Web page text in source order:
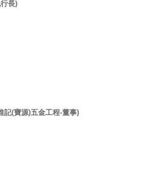
長)
記(寶源)五金工程-董事)